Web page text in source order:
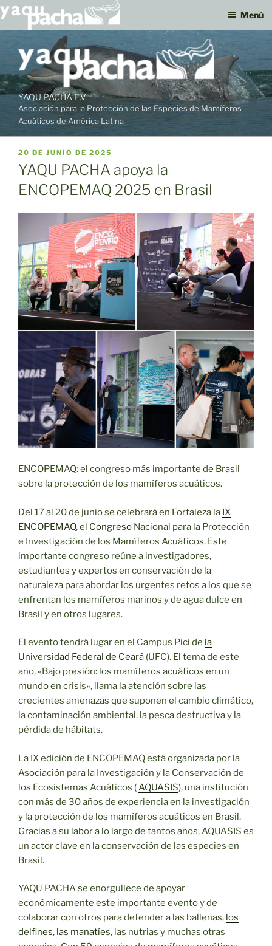
contenido
YAQU PACHA E.V.
Asociación para la Protección de las Especies de Mamíferos
Acuáticos de América Latina
Menú
PUBLICADO
EL
20 DE JUNIO DE 2025
YAQU PACHA apoya la
ENCOPEMAQ 2025 en Brasil
ENCOPEMAQ: el congreso más importante de Brasil
sobre la protección de los mamíferos acuáticos.
Del 17 al 20 de junio se celebrará en Fortaleza la IX
ENCOPEMAQ, el Congreso Nacional para la Protección
e Investigación de los Mamíferos Acuáticos. Este
importante congreso reúne a investigadores,
estudiantes y expertos en conservación de la
naturaleza para abordar los urgentes retos a los que se
enfrentan los mamíferos marinos y de agua dulce en
Brasil y en otros lugares.
El evento tendrá lugar en el Campus Pici de la
Universidad Federal de Ceará (UFC). El tema de este
año, «Bajo presión: los mamíferos acuáticos en un
mundo en crisis», llama la atención sobre las
crecientes amenazas que suponen el cambio climático,
la contaminación ambiental, la pesca destructiva y la
pérdida de hábitats.
La IX edición de ENCOPEMAQ está organizada por la
Asociación para la Investigación y la Conservación de
los Ecosistemas Acuáticos (AQUASIS), una institución
con más de 30 años de experiencia en la investigación
y la protección de los mamíferos acuáticos en Brasil.
Gracias a su labor a lo largo de tantos años, AQUASIS es
un actor clave en la conservación de las especies en
Brasil.
YAQU PACHA se enorgullece de apoyar
económicamente este importante evento y de
colaborar con otros para defender a las ballenas, los
delfines, las manatíes, las nutrias y muchas otras